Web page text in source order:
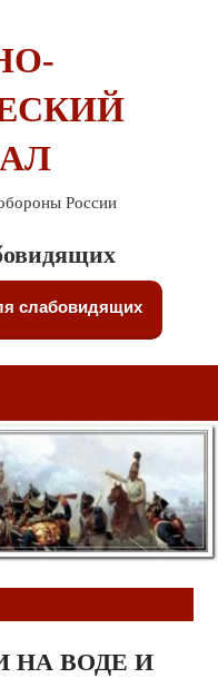
России
слабовидящих
НА ВОДЕ И